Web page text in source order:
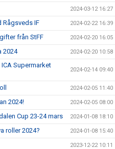
2024-03-12 16:27
IF 2024-02-22 16:39
från StFF 2024-02-20 16:05
2024 2024-02-20 10:58
Supermarket
2024-02-14 09:40
2024-02-05 11:40
2024! 2024-02-05 08:00
Cup 23-24 mars 2024-01-08 18:10
roller 2024? 2024-01-08 15:40
2023-12-22 10:11